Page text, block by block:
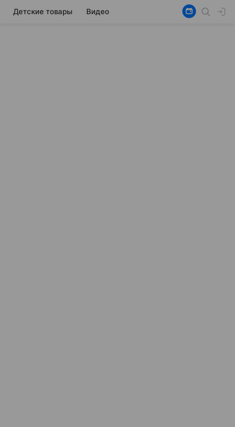
Детские товары Видео